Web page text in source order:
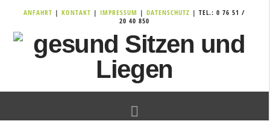
ANFAHRT |KONTAKT | IMPRESSUM |DATENSCHUTZ | TEL.: 0 76 51 /
20 40 850